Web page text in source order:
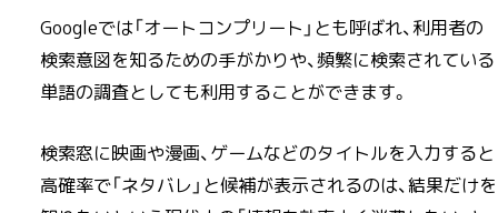
Googleでは「オートコンプリート」とも呼ばれ、利用者の
検索意図を知るための手がかりや、頻繁に検索されている
単語の調査としても利用することができます。
検索窓に映画や漫画、ゲームなどのタイトルを入力すると
高確率で「ネタバレ」と候補が表示されるのは、結果だけを